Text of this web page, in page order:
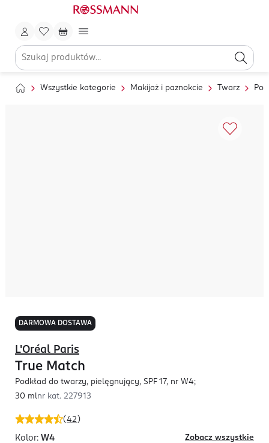
Wszystkie kategorie Makijaż i paznokcie Twarz
DARMOWA DOSTAWA
(42 )
L'Oréal Paris
True Match
Podkład do twarzy, pielęgnujący, SPF 17, nr W4;
30 mlnr kat. 227913
Kolor: W4 Zobacz wszystkie